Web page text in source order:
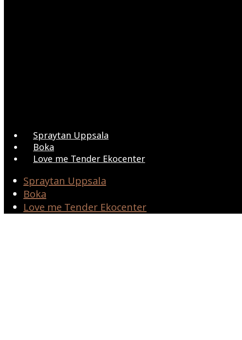
Spraytan Uppsala
Boka
Love me Tender Ekocenter
Spraytan Uppsala
Boka
Love me Tender Ekocenter